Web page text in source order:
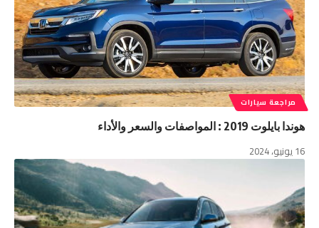
مراجعة سيارات
هوندا بايلوت 2019 : المواصفات والسعر والأداء
16 يونيو، 2024